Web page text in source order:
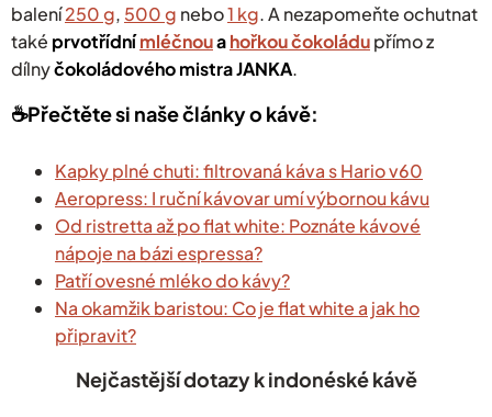
balení250 g, 500 g nebo1 kg.A nezapomeňte ochutnat
také prvotřídnímléčnouahořkou čokoládupřímo z
dílnyčokoládového mistra JANKA.
☕️Přečtěte si naše články o kávě:
Kapky plné chuti: filtrovaná káva s Hario v60
Aeropress: I ruční kávovar umí výbornou kávu
Od ristretta až po flat white: Poznáte kávové
nápoje na bázi espressa?
Patří ovesné mléko do kávy?
Na okamžik baristou: Co je flat white a jak ho
připravit?
Nejčastější dotazy k indonéské kávě